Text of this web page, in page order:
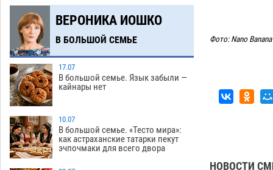
11:08
Как астраханцы назвали своих детей в
июле
10:30
В Астрахани несовершеннолетнему
дали условные 1,5 года за найденные
200 г растения с наркотой
06.08 225
09:54
Астраханский детский омбудсмен
помогла многодетному отцу вернуть
родительские права
06.08 333
09:13
В Астрахани купеческий банк укроют
ВЕРОНИКА ИОШКО
В БОЛЬШОЙ СЕМЬЕ
17.07
В большой семье. Язык забыли —
кайнары нет
10.07
В большой семье. «Тесто мира»:
как астраханские татарки пекут
эчпочмаки для всего двора
Фото: Nano Banana
НОВОСТИ